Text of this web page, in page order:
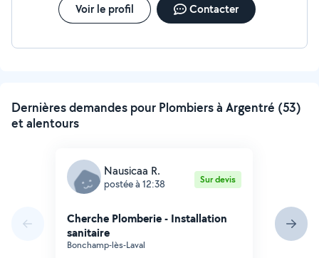
Voir le profil Contacter
Dernières demandes pour Plombiers à Argentré (53)
et alentours
Nausicaa R.
postée à 12:38 Sur devis
Cherche Plomberie - Installation
sanitaire
Bonchamp-lès-Laval